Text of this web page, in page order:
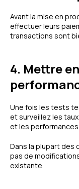
Avant la mise en
effectuer leurs
transactions sont
4. Mettre
Une fois les tests
et surveillez les
et les
Dans la plupart des
pas de
existante.